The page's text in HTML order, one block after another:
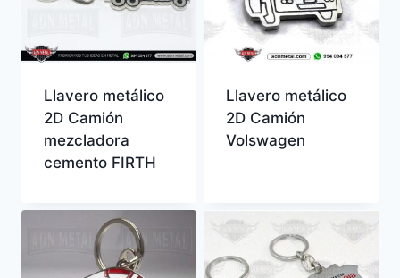
Llavero metálico
2D Camión
mezcladora
cemento FIRTH
Llavero metálico
2D Camión
Volswagen